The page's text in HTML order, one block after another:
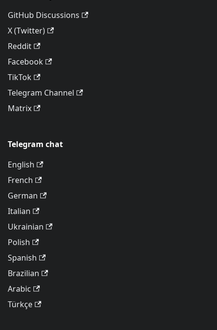
GitHub Discussions
X (Twitter)
Reddit
Facebook
TikTok
Telegram Channel
Matrix
Telegram chat
English
French
German
Italian
Ukrainian
Polish
Spanish
Brazilian
Arabic
Türkçe